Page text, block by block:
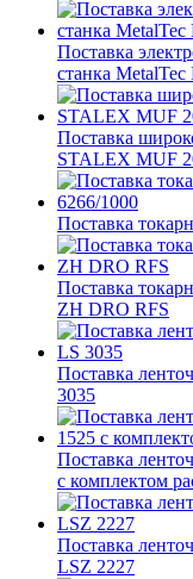
Поставка
станка
Поставка
STALEX MUF
Поставка
Поставка
ZH DRO RFS
Поставка
3035
Поставка
с комплектом
Поставка
LSZ 2227